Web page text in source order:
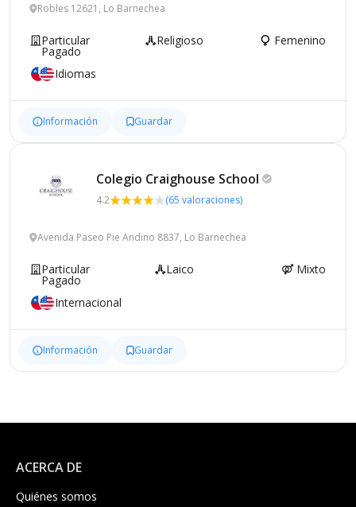
Robles 12621, Lo Barnechea
Particular
Pagado
Religioso Femenino
Idiomas
Información Guardar
Colegio Craighouse School
4.2 (65 valoraciones)
Avenida Paseo Pie Andino 8837, Lo Barnechea
Particular
Pagado
Laico Mixto
Internacional
Información Guardar
ACERCA DE
Quiénes somos